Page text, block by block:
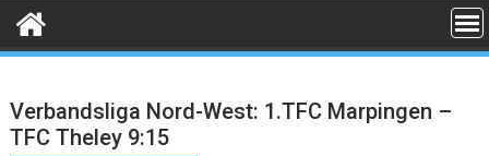
Verbandsliga Nord-West: 1.TFC Marpingen –
TFC Theley 9:15